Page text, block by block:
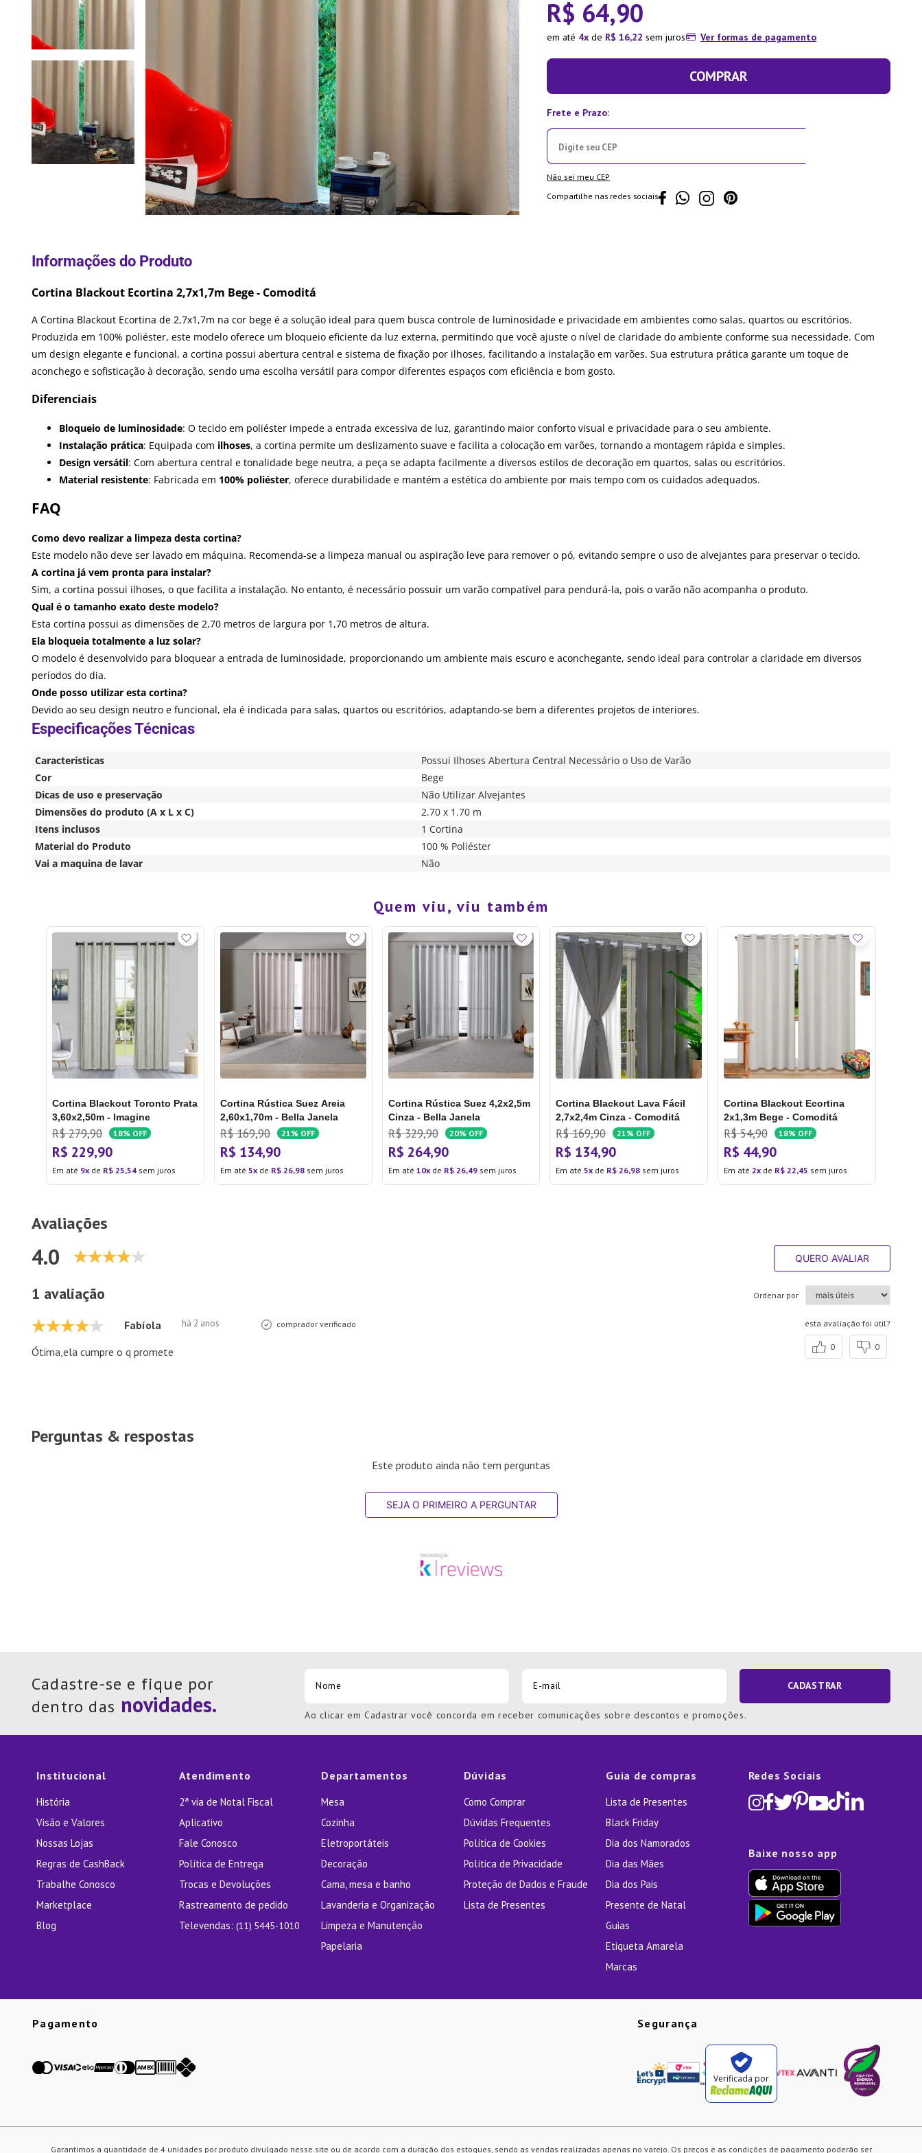
R$ 64,90
em até 4 de R$ 16,22 sem juros Ver formas de pagamento
COMPRAR
Não sei meu CEP
Compartilhe nas redes sociais
Cortina Blackout Ecortina 2,7x1,7m Bege - Comoditá
A Cortina Blackout Ecortina de 2,7x1,7m na cor bege é a solução ideal para quem busca controle de luminosidade e privacidade em ambientes como salas, quartos ou escritórios.
Produzida em 100% poliéster, este modelo oferece um bloqueio eficiente da luz externa, permitindo que você ajuste o nível de claridade do ambiente conforme sua necessidade. Com
um design elegante e funcional, a cortina possui abertura central e sistema de fixação por ilhoses, facilitando a instalação em varões. Sua estrutura prática garante um toque de
aconchego e sofisticação à decoração, sendo uma escolha versátil para compor diferentes espaços com eficiência e bom gosto.
Diferenciais
Bloqueio de luminosidade: O tecido em poliéster impede a entrada excessiva de luz, garantindo maior conforto visual e privacidade para o seu ambiente.
Instalação prática: Equipada com ilhoses, a cortina permite um deslizamento suave e facilita a colocação em varões, tornando a montagem rápida e simples.
Design versátil: Com abertura central e tonalidade bege neutra, a peça se adapta facilmente a diversos estilos de decoração em quartos, salas ou escritórios.
Material resistente: Fabricada em 100% poliéster, oferece durabilidade e mantém a estética do ambiente por mais tempo com os cuidados adequados.
FAQ
Como devo realizar a limpeza desta cortina?
Este modelo não deve ser lavado em máquina. Recomenda-se a limpeza manual ou aspiração leve para remover o pó, evitando sempre o uso de alvejantes para preservar o tecido.
A cortina já vem pronta para instalar?
Sim, a cortina possui ilhoses, o que facilita a instalação. No entanto, é necessário possuir um varão compatível para pendurá-la, pois o varão não acompanha o produto.
Qual é o tamanho exato deste modelo?
Esta cortina possui as dimensões de 2,70 metros de largura por 1,70 metros de altura.
Ela bloqueia totalmente a luz solar?
O modelo é desenvolvido para bloquear a entrada de luminosidade, proporcionando um ambiente mais escuro e aconchegante, sendo ideal para controlar a claridade em diversos
períodos do dia.
Onde posso utilizar esta cortina?
Devido ao seu design neutro e funcional, ela é indicada para salas, quartos ou escritórios, adaptando-se bem a diferentes projetos de interiores.
Características
Possui Ilhoses Abertura Central Necessário o Uso de Varão
Cor
Bege
Dicas de uso e preservação
Não Utilizar Alvejantes
Dimensões do produto (A x L x C)
2.70 x 1.70 m
Itens inclusos
1 Cortina
Material do Produto
100 % Poliéster
Vai a maquina de lavar
Não
Quem viu, viu também
Cortina Blackout Toronto Prata
3,60x2,50m - Imagine
R$ 279,90 18% OFF
R$ 229,90
Em até 9 de R$ 25,54 sem juros
Cortina Rústica Suez Areia
2,60x1,70m - Bella Janela
R$ 169,90 21% OFF
R$ 134,90
Em até 5 de R$ 26,98sem juros
Cortina Rústica Suez 4,2x2,5m
Cinza - Bella Janela
R$ 329,90 20% OFF
R$ 264,90
Em até 10 de R$ 26,49sem juros
Cortina Blackout Lava Fácil
2,7x2,4m Cinza - Comoditá
R$ 169,90 21% OFF
R$ 134,90
Em até5 de R$ 26,98 sem juros
Cortina Blackout Ecortina
2x1,3m Bege - Comoditá
R$ 54,90 18% OFF
R$ 44,90
Em até 2 de R$ 22,45 sem juros
Avaliações
4.0 QUERO AVALIAR
1 avaliação Ordenar por
Fabíola há 2 anos comprador verificado
Ótima,ela cumpre o q promete
esta avaliação foi útil?
0 0
Perguntas & respostas
Este produto ainda não tem perguntas
SEJA O PRIMEIRO A PERGUNTAR
Cadastre-se e fique por
dentro das
CADASTRAR
Ao clicar em Cadastrar você concorda em receber comunicações sobre descontos e promoções.
Institucional
História
Visão e Valores
Nossas Lojas
Regras de CashBack
Trabalhe Conosco
Marketplace
Blog
Atendimento
2ª via de Notal Fiscal
Aplicativo
Fale Conosco
Política de Entrega
Trocas e Devoluções
Rastreamento de pedido
Televendas: (11) 5445-1010
Departamentos
Mesa
Cozinha
Eletroportáteis
Decoração
Cama, mesa e banho
Lavanderia e Organização
Limpeza e Manutenção
Papelaria
Dúvidas
Como Comprar
Dúvidas Frequentes
Política de Cookies
Política de Privacidade
Proteção de Dados e Fraude
Lista de Presentes
Guia de compras
Lista de Presentes
Black Friday
Dia dos Namorados
Dia das Mães
Dia dos Pais
Presente de Natal
Guias
Etiqueta Amarela
Marcas
Redes Sociais
Baixe nosso app
Pagamento Segurança
Verificada por
Garantimos a quantidade de 4 unidades por produto divulgado nesse site ou de acordo com a duração dos estoques, sendo as vendas realizadas apenas no varejo. Os preços e as condições de pagamento poderão ser